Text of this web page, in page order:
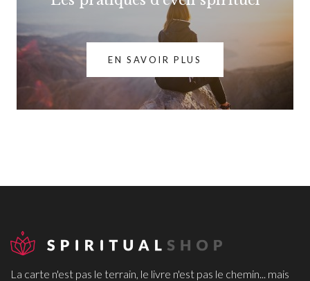
EN SAVOIR PLUS
La carte n'est pas le terrain, le livre n'est pas le chemin... mais